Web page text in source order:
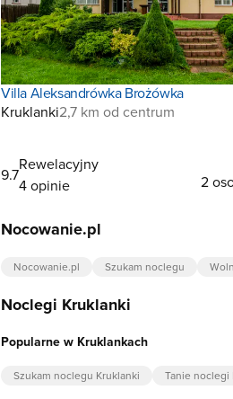
Villa Aleksandrówka Brożówka
Kruklanki2,7 km od centrum
9.7
Rewelacyjny
4 opinie
2
Nocowanie.pl
Nocowanie.pl Szukam noclegu
Noclegi Kruklanki
Popularne w Kruklankach
Szukam noclegu Kruklanki Tanie noclegi